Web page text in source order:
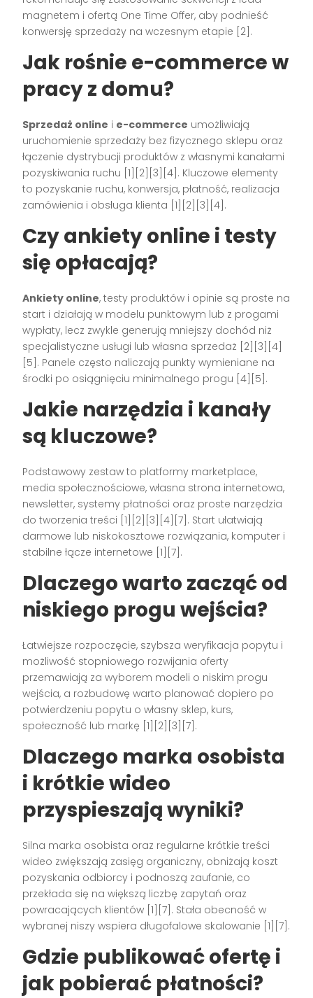
magnetem i ofertą One Time Offer, aby podnieść
konwersję sprzedaży na wczesnym etapie [2].
Jak rośnie e-commerce w
pracy z domu?
Sprzedaż online i e-commerce umożliwiają
uruchomienie sprzedaży bez fizycznego sklepu oraz
łączenie dystrybucji produktów z własnymi kanałami
pozyskiwania ruchu [1][2][3][4]. Kluczowe elementy
to pozyskanie ruchu, konwersja, płatność, realizacja
zamówienia i obsługa klienta [1][2][3][4].
Czy ankiety online i testy
się opłacają?
Ankiety online, testy produktów i opinie są proste na
start i działają w modelu punktowym lub z progami
wypłaty, lecz zwykle generują mniejszy dochód niż
specjalistyczne usługi lub własna sprzedaż [2][3][4]
[5]. Panele często naliczają punkty wymieniane na
środki po osiągnięciu minimalnego progu [4][5].
Jakie narzędzia i kanały
są kluczowe?
Podstawowy zestaw to platformy marketplace,
media społecznościowe, własna strona internetowa,
newsletter, systemy płatności oraz proste narzędzia
do tworzenia treści [1][2][3][4][7]. Start ułatwiają
darmowe lub niskokosztowe rozwiązania, komputer i
stabilne łącze internetowe [1][7].
Dlaczego warto zacząć od
niskiego progu wejścia?
Łatwiejsze rozpoczęcie, szybsza weryfikacja popytu i
możliwość stopniowego rozwijania oferty
przemawiają za wyborem modeli o niskim progu
wejścia, a rozbudowę warto planować dopiero po
potwierdzeniu popytu o własny sklep, kurs,
społeczność lub markę [1][2][3][7].
Dlaczego marka osobista
i krótkie wideo
przyspieszają wyniki?
Silna marka osobista oraz regularne krótkie treści
wideo zwiększają zasięg organiczny, obniżają koszt
pozyskania odbiorcy i podnoszą zaufanie, co
przekłada się na większą liczbę zapytań oraz
powracających klientów [1][7]. Stała obecność w
wybranej niszy wspiera długofalowe skalowanie [1][7].
Gdzie publikować ofertę i
jak pobierać płatności?